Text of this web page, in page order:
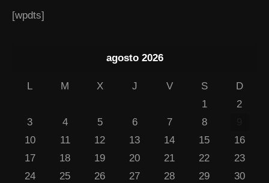
[wpdts]
agosto 2026
L M X J V S
D
1
2
3
4 5 6 7 8
10
11 12 13 14 15
16
17
18 19 20 21 22
23
24
25 26 27 28 29
30